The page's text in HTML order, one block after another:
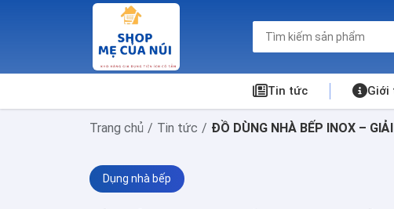
Tin tức Giới
Trang chủ Tin tức ĐỒ DÙNG NHÀ BẾP INOX –
Dụng nhà bếp